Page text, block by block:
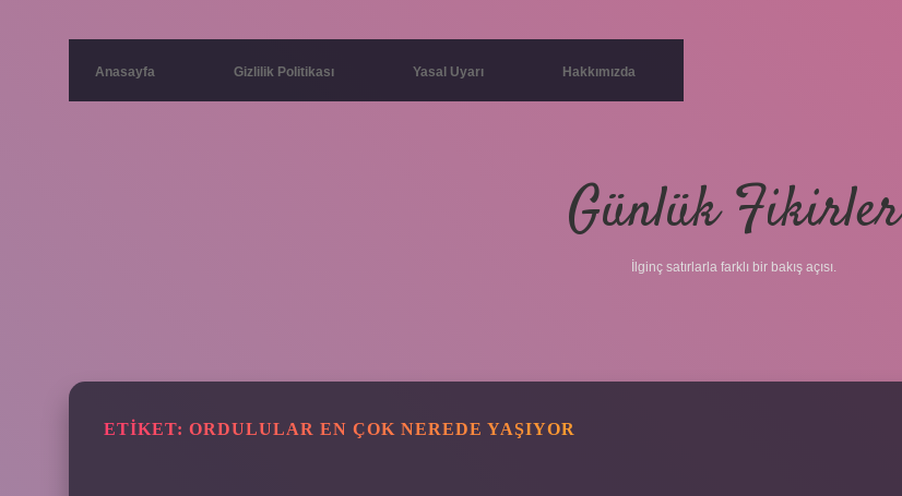
Anasayfa Gizlilik Politikası Yasal Uyarı Hakkımızda
Günlük Fikirler
İlginç satırlarla farklı bir bakış açısı.
ETIKET: ORDULULAR EN ÇOK NEREDE YAŞIYOR